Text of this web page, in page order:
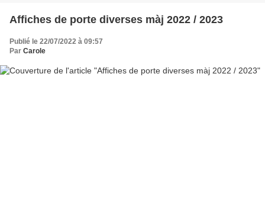
Affiches de porte diverses màj 2022 / 2023
Publié le 22/07/2022 à 09:57
Par Carole